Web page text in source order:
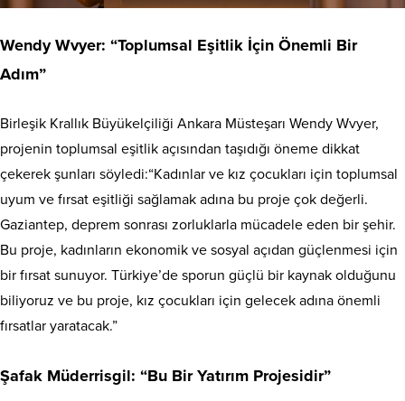
Wendy Wvyer: “Toplumsal Eşitlik İçin Önemli Bir
Adım”
Birleşik Krallık Büyükelçiliği Ankara Müsteşarı Wendy Wvyer,
projenin toplumsal eşitlik açısından taşıdığı öneme dikkat
çekerek şunları söyledi:“Kadınlar ve kız çocukları için toplumsal
uyum ve fırsat eşitliği sağlamak adına bu proje çok değerli.
Gaziantep, deprem sonrası zorluklarla mücadele eden bir şehir.
Bu proje, kadınların ekonomik ve sosyal açıdan güçlenmesi için
bir fırsat sunuyor. Türkiye’de sporun güçlü bir kaynak olduğunu
biliyoruz ve bu proje, kız çocukları için gelecek adına önemli
fırsatlar yaratacak.”
Şafak Müderrisgil: “Bu Bir Yatırım Projesidir”